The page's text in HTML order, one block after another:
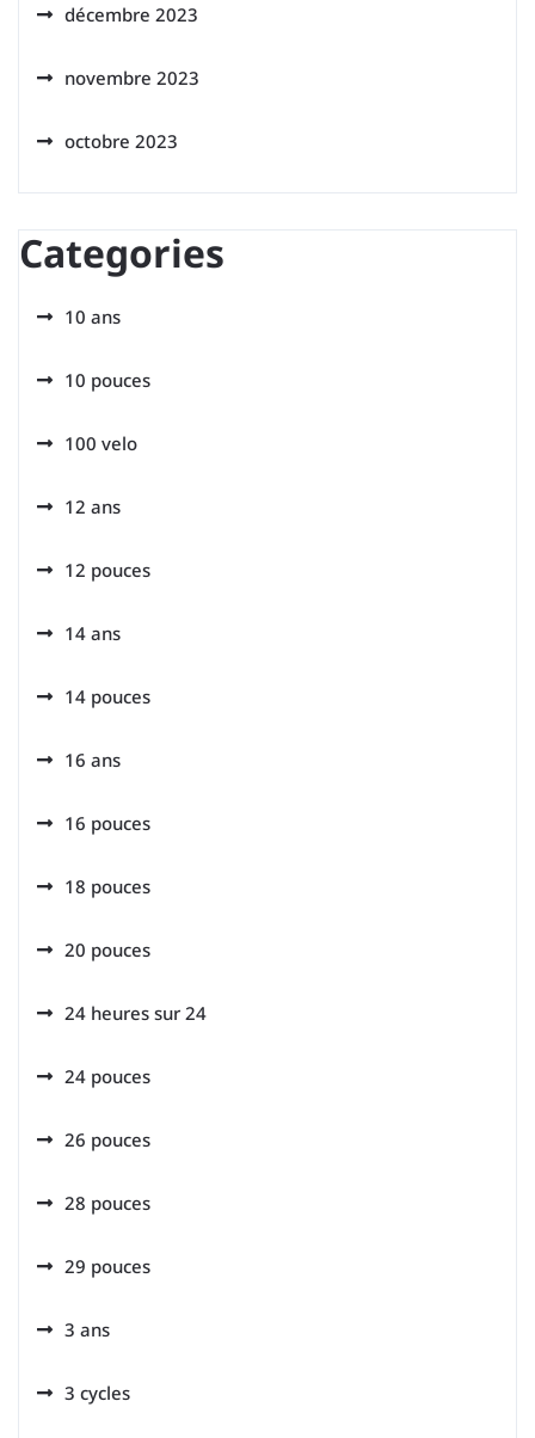
décembre 2023
novembre 2023
octobre 2023
Categories
10 ans
10 pouces
100 velo
12 ans
12 pouces
14 ans
14 pouces
16 ans
16 pouces
18 pouces
20 pouces
24 heures sur 24
24 pouces
26 pouces
28 pouces
29 pouces
3 ans
3 cycles